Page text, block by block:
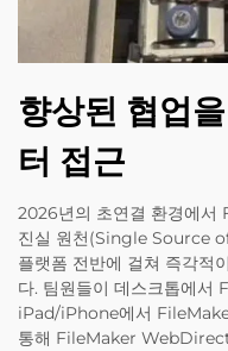
향상된 협업
터 접근
2026년의 초연결 환경에서
진실 원천(Single Source
플랫폼 전반에 걸쳐 즉각적
다. 팀원들이 데스크톱에
iPad/iPhone에서
통해 FileMaker WebDirect